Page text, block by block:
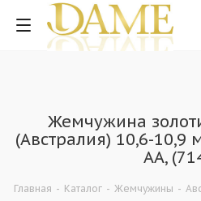
Жемчужина
(Австралия) 10,6-10,9
АА,
Главная - Каталог - Жемчужины -